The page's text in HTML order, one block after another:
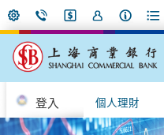
登入 個人理財